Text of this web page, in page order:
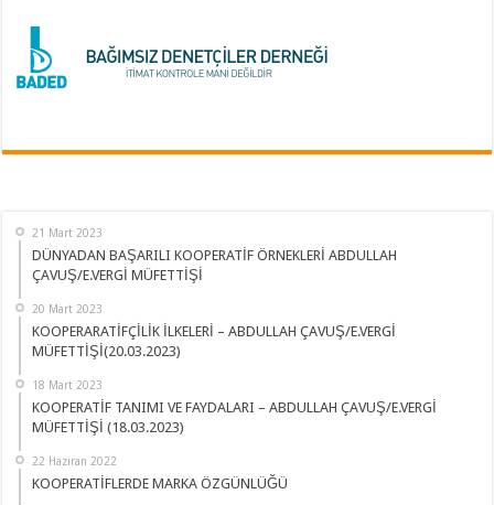
21 Mart 2023
DÜNYADAN BAŞARILI KOOPERATİF ÖRNEKLERİ ABDULLAH
ÇAVUŞ/E.VERGİ MÜFETTİŞİ
20 Mart 2023
KOOPERARATİFÇİLİK İLKELERİ – ABDULLAH ÇAVUŞ/E.VERGİ
MÜFETTİŞİ(20.03.2023)
18 Mart 2023
KOOPERATİF TANIMI VE FAYDALARI – ABDULLAH ÇAVUŞ/E.VERGİ
MÜFETTİŞİ (18.03.2023)
22 Haziran 2022
KOOPERATİFLERDE MARKA ÖZGÜNLÜĞÜ